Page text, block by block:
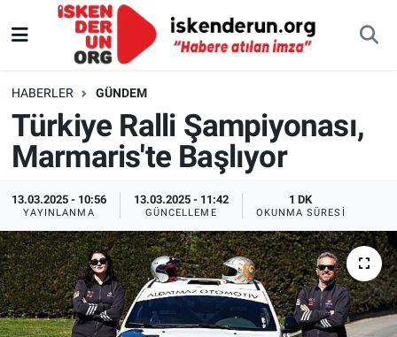
HABERLER GÜNDEM
Türkiye Ralli Şampiyonası,
Marmaris'te Başlıyor
13.03.2025 - 10:56
YAYINLANMA
13.03.2025 - 11:42
GÜNCELLEME
1 DK
OKUNMA SÜRESI